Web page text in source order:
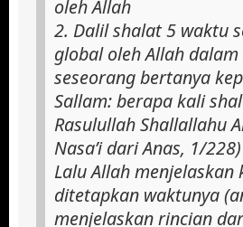
oleh Allah
2. Dalil shalat 5 waktu
global oleh Allah
seseorang bertanya
Sallam: berapa kali
Rasulullah Shallallahu
Nasa’i dari Anas, 1/228)
Lalu Allah
ditetapkan waktunya
menjelaskan rincian